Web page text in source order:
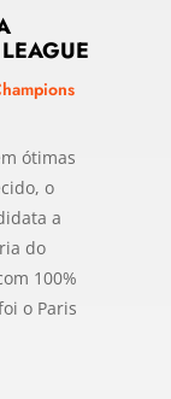
ótimas
o
a
do
100%
o Paris